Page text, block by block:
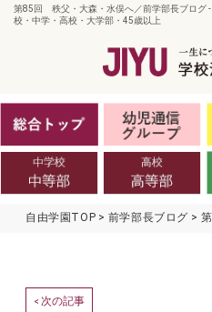
第85回 秩父・大森・水俣へ／前学部長ブログ -
校・中学・高校・大学部・45歳以上
自由学園TOP 前学部長ブログ
< 次の記事